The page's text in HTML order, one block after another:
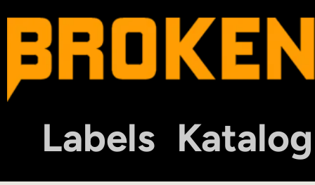
Labels Katalog